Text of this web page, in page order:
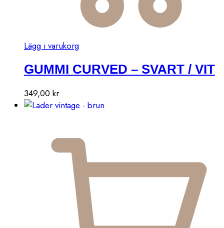
Lägg i varukorg
GUMMI CURVED – SVART / VIT
349,00 kr